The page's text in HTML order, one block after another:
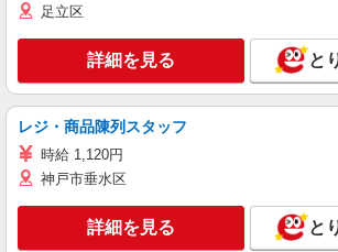
足立区
詳細を見る と
レジ・商品陳列スタッフ
時給 1,120円
神戸市垂水区
詳細を見る と